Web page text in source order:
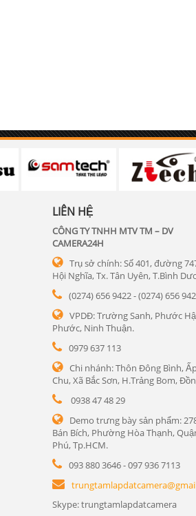
LIÊN HỆ
CÔNG TY TNHH MTV TM – DV
CAMERA24H
Trụ sở chính: Số 401, đường
Hội Nghĩa, Tx. Tân Uyên, T.Bình
(0274) 656 9422 - (0274) 656
VPDĐ: Trường Sanh, Phước
Phước, Ninh Thuận.
0979 637 113
Chi nhánh: Thôn Đông Bình,
Chu, Xã Bắc Sơn, H.Trảng Bom,
0938 47 48 29
Demo trưng bày sản phẩm:
Bán Bích, Phường Hòa Thạnh,
Phú, Tp.HCM.
093 880 3646 - 097 936 7113
Skype: trungtamlapdatcamera